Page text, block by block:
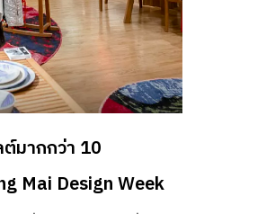
มากกว่า 10
Mai Design Week